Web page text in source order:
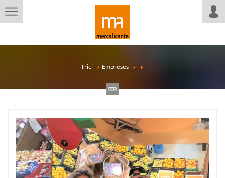
Inici Empreses